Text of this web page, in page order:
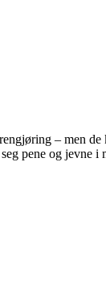
– men de
pene og jevne i